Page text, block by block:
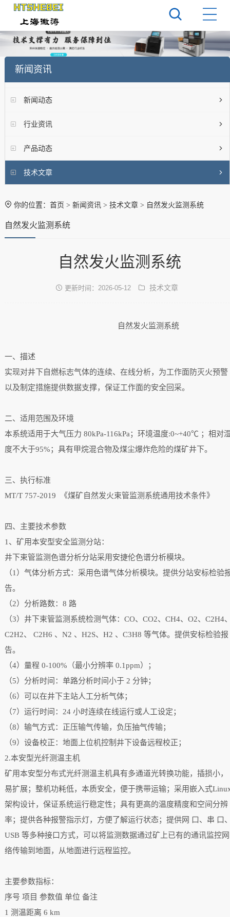
新闻资讯
新闻动态
行业资讯
产品动态
技术文章
你的位置： 首页 > 新闻资讯 > 技术文章 > 自然发火监测系统
自然发火监测系统
自然发火监测系统
更新时间：2026-05-12 技术文章
自然发火监测系统
一、描述
实现对井下自燃标志气体的连续、在线分析，为工作面防灭火预警
以及制定措施提供数据支撑，保证工作面的安全回采。
二、适用范围及环境
本系统适用于大气压力 80kPa-116kPa；环境温度:0~+40℃ ；相对
度不大于95%；具有甲烷混合物及煤尘爆炸危险的煤矿井下。
三、执行标准
MT/T 757-2019 《煤矿自然发火束管监测系统通用技术条件》
四、主要技术参数
1、矿用本安型安全监测分站：
井下束管监测色谱分析分站采用安捷伦色谱分析模块。
（1）气体分析方式：采用色谱气体分析模块。提供分站安标检验
告。
（2）分析路数：8 路
（3）井下束管监测系统检测气体：CO、CO2、CH4、O2、C2H4
C2H2、 C2H6 、N2 、H2S、H2 、C3H8 等气体。提供安标检验报
告。
（4）量程 0-100%（最小分辨率 0.1ppm）；
（5）分析时间：单路分析时间小于 2 分钟；
（6）可以在井下主站人工分析气体；
（7）运行时间：24 小时连续在线运行或人工设定；
（8）输气方式：正压输气传输，负压抽气传输；
（9）设备校正：地面上位机控制井下设备远程校正；
2.本安型光纤测温主机
矿用本安型分布式光纤测温主机具有多通道光转换功能，插损小，
易扩展；整机功耗低，本质安全，便于携带运输；采用嵌入式
架构设计，保证系统运行稳定性；具有更高的温度精度和空间分辨
率；提供各种报警指示灯，方便了解运行状态；提供网 口、串 口
USB 等多种接口方式，可以将监测数据通过矿上已有的通讯监控网
络传输到地面，从地面进行远程监控。
主要参数指标：
序号 项目 参数值 单位 备注
1 测温距离 6 km